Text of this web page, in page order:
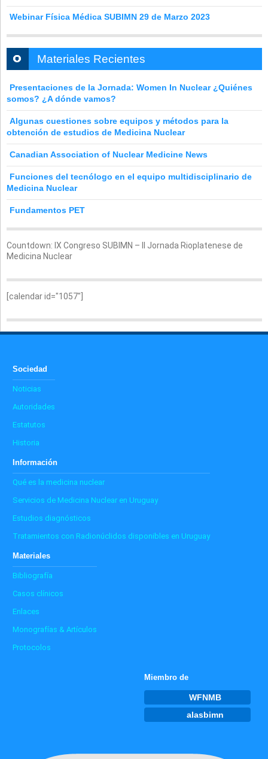
Webinar Física Médica SUBIMN 29 de Marzo 2023
Materiales Recientes
Presentaciones de la Jornada: Women In Nuclear ¿Quiénes
somos? ¿A dónde vamos?
Algunas cuestiones sobre equipos y métodos para la
obtención de estudios de Medicina Nuclear
Canadian Association of Nuclear Medicine News
Funciones del tecnólogo en el equipo multidisciplinario de
Medicina Nuclear
Fundamentos PET
Countdown: IX Congreso SUBIMN – II Jornada Rioplatenese de
Medicina Nuclear
[calendar id="1057"]
Sociedad
Noticias
Autoridades
Estatutos
Historia
Información
Qué es la medicina nuclear
Servicios de Medicina Nuclear en Uruguay
Estudios diagnósticos
Tratamientos con Radionúclidos disponibles en Uruguay
Materiales
Bibliografía
Casos clínicos
Enlaces
Monografías & Artículos
Protocolos
Miembro de
WFNMB
alasbimn